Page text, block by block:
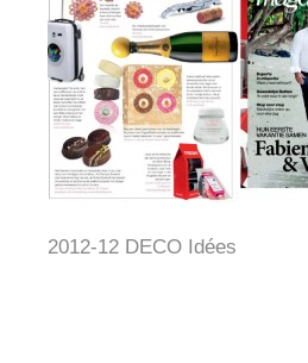
2012-12 DECO Idées